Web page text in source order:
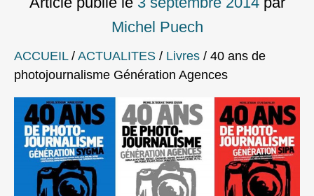
Michel Puech
ACCUEIL/ ACTUALITES / Livres / 40 ans de
photojournalisme Génération Agences